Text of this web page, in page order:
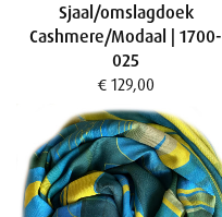
Sjaal/omslagdoek
Cashmere/Modaal | 1700-
025
€ 129,00